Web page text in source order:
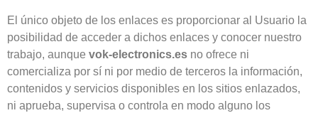
El único objeto de los enlaces es proporcionar al Usuario la
posibilidad de acceder a dichos enlaces y conocer nuestro
trabajo, aunque vok-electronics.es no ofrece ni
comercializa por sí ni por medio de terceros la información,
contenidos y servicios disponibles en los sitios enlazados,
ni aprueba, supervisa o controla en modo alguno los